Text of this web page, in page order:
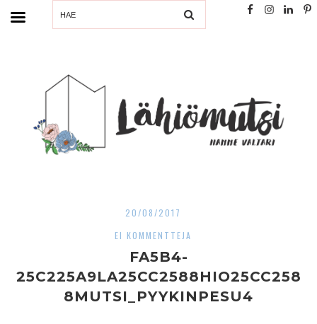
SEARCH
20/08/2017
EI KOMMENTTEJA
FA5B4-
25C225A9LA25CC2588HIO25CC258
8MUTSI_PYYKINPESU4